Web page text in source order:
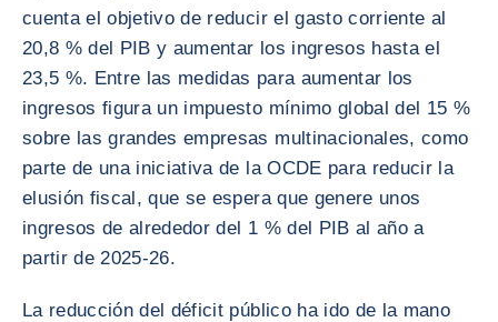
cuenta el objetivo de reducir el gasto corriente al
20,8 % del PIB y aumentar los ingresos hasta el
23,5 %. Entre las medidas para aumentar los
ingresos figura un impuesto mínimo global del 15 %
sobre las grandes empresas multinacionales, como
parte de una iniciativa de la OCDE para reducir la
elusión fiscal, que se espera que genere unos
ingresos de alrededor del 1 % del PIB al año a
partir de 2025-26.
La reducción del déficit público ha ido de la mano